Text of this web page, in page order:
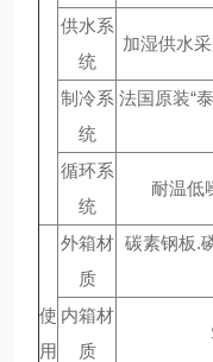
供水系
统
加湿供水
制冷系
统
法国原装“
循环系
统
耐温低
使
用
外箱材
质
碳素钢板.
内箱材
质